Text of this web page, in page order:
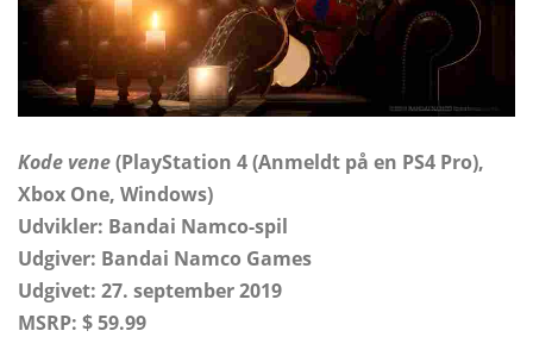
Kode vene(PlayStation 4 (Anmeldt på en PS4 Pro),
Xbox One, Windows)
Udvikler: Bandai Namco-spil
Udgiver: Bandai Namco Games
Udgivet: 27. september 2019
MSRP: $ 59.99